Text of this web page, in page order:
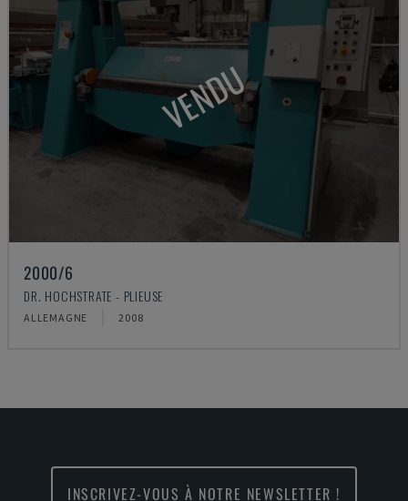
VENDU
2000/6
DR. HOCHSTRATE - PLIEUSE
ALLEMAGNE 2008
INSCRIVEZ-VOUS À NOTRE NEWSLETTER !